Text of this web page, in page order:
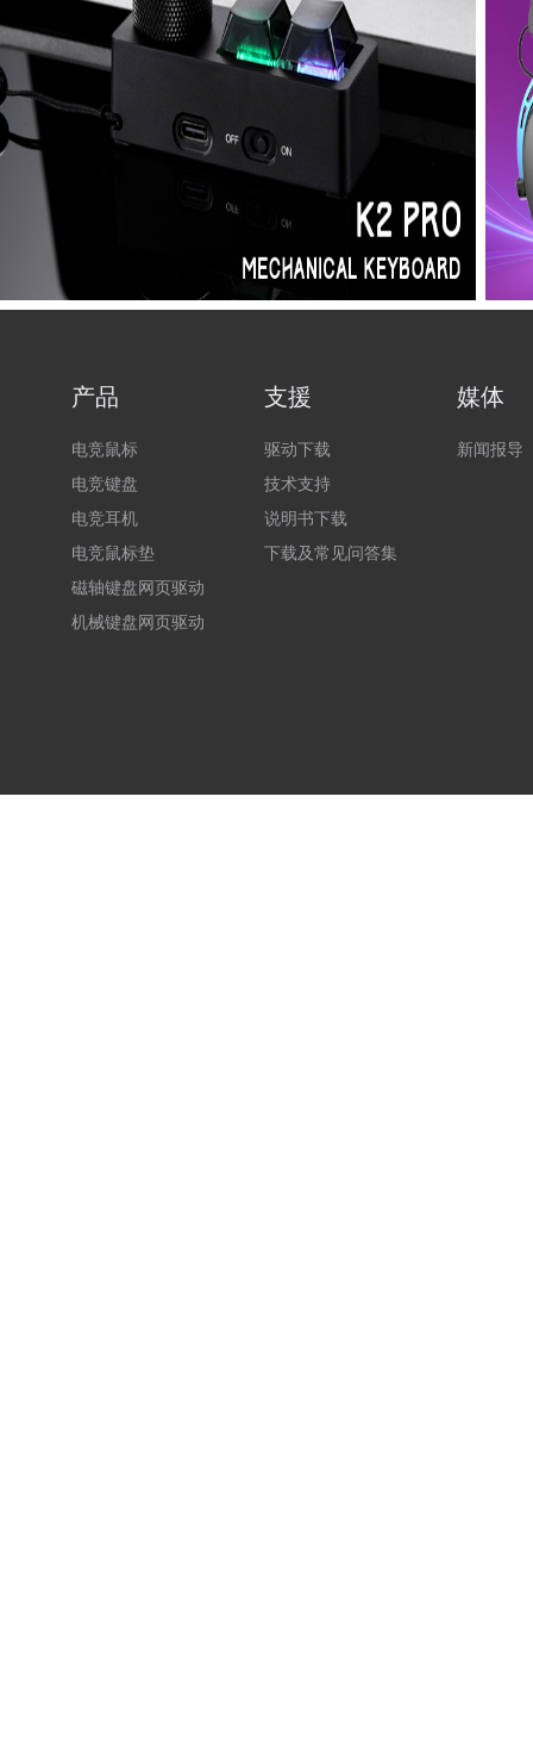
产品
电竞鼠标
电竞键盘
电竞耳机
电竞鼠标垫
磁轴键盘网页驱动
机械键盘网页驱动
支援
驱动下载
技术支持
说明书下载
下载及常见问答集
媒体
新闻报导